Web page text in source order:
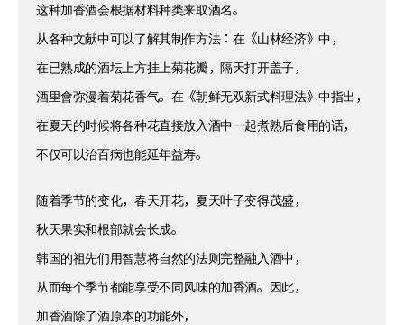
这种加香酒会根据材料种类来取酒名。
从各种文献中可以了解其制作方法：在《山林经济》中，
在已熟成的酒坛上方挂上菊花瓣，隔天打开盖子，
酒里會弥漫着菊花香气。在《朝鲜无双新式料理法》中指出，
在夏天的时候将各种花直接放入酒中一起煮熟后食用的话，
不仅可以治百病也能延年益寿。
随着季节的变化，春天开花，夏天叶子变得茂盛，
秋天果实和根部就会长成。
韩国的祖先们用智慧将自然的法则完整融入酒中，
从而每个季节都能享受不同风味的加香酒。因此，
加香酒除了酒原本的功能外，